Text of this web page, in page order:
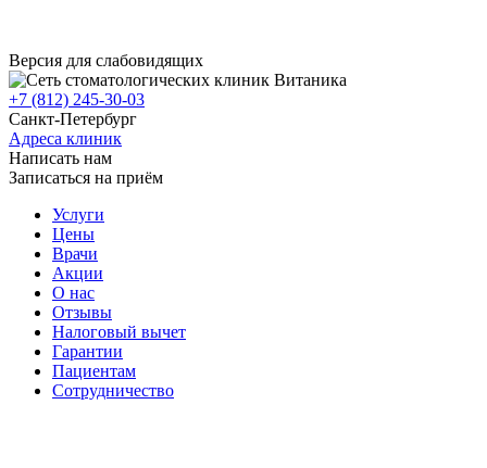
Версия для слабовидящих
+7 (812) 245-30-03
Санкт-Петербург
Адреса клиник
Написать нам
Записаться на приём
Услуги
Цены
Врачи
Акции
О нас
Отзывы
Налоговый вычет
Гарантии
Пациентам
Сотрудничество